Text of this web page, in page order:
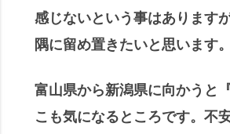
感じないという事はあります
隅に留め置きたいと思います。
富山県から新潟県に向かうと
こも気になるところです。不